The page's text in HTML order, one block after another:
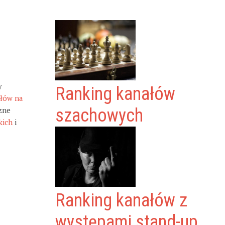
na
i
Ranking kanałów
szachowych
Ranking kanałów z